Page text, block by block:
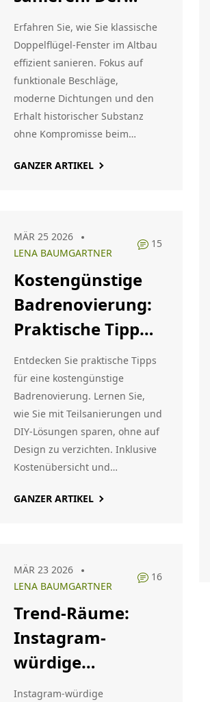
richtige Umgang
mit Beschlägen
und Dichtung
Erfahren Sie, wie Sie klassische
Doppelflügel-Fenster im Altbau
effizient sanieren. Fokus auf
funktionale Beschläge,
moderne Dichtungen und den
Erhalt historischer Substanz
ohne Kompromisse beim
GANZER ARTIKEL
MÄR 25 2026
LENA BAUMGARTNER
15
Kostengünstige
Badrenovierung:
Praktische Tipps
zum Sparen im
Badezimmer
Entdecken Sie praktische Tipps
für eine kostengünstige
Badrenovierung. Lernen Sie,
wie Sie mit Teilsanierungen und
DIY-Lösungen sparen, ohne auf
Design zu verzichten. Inklusive
Kostenübersicht und
GANZER ARTIKEL
MÄR 23 2026
LENA BAUMGARTNER
16
Trend-Räume:
Instagram-
würdige
Renovierungen
Instagram-würdige